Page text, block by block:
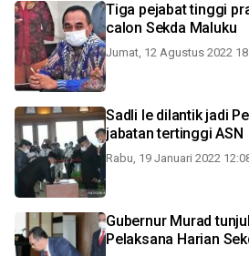
Tiga pejabat tinggi
calon Sekda Maluku
Jumat, 12 Agustus 2022
Sadli Ie dilantik jadi
jabatan tertinggi ASN
Rabu, 19 Januari 2022
Gubernur Murad
Pelaksana Harian